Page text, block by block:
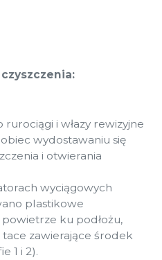
rurociągi i włazy rewizyjne
wydostawaniu się
i otwierania
wyciągowych
plastikowe
ku podłożu,
zawierające środek
1 i 2).